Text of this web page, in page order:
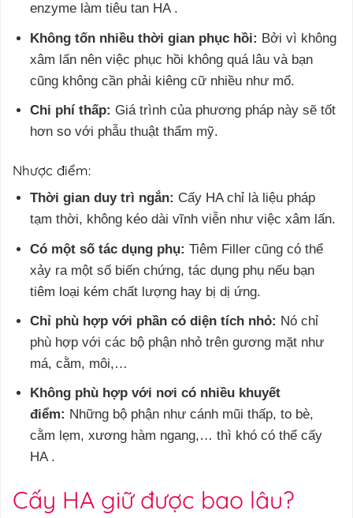
enzyme làm tiêu tan HA .
Không tốn nhiều thời gian phục hồi: Bởi vì không
xâm lấn nên việc phục hồi không quá lâu và bạn
cũng không cần phải kiêng cữ nhiều như mổ.
Chi phí thấp: Giá trình của phương pháp này sẽ tốt
hơn so với phẫu thuật thẩm mỹ.
Nhược điểm:
Thời gian duy trì ngắn: Cấy HA chỉ là liệu pháp
tạm thời, không kéo dài vĩnh viễn như việc xâm lấn.
Có một số tác dụng phụ: Tiêm Filler cũng có thể
xảy ra một số biến chứng, tác dụng phụ nếu bạn
tiêm loại kém chất lượng hay bịdị ứng.
Chỉ phù hợp với phần có diện tích nhỏ: Nó chỉ
phù hợp với các bộ phận nhỏ trên gương mặt như
má, cằm, môi,…
Không phù hợp với nơi có nhiều khuyết
điểm: Những bộ phận như cánh mũi thấp, to bè,
cằm lẹm, xương hàm ngang,… thì khó có thể cấy
HA .
Cấy HA giữ được bao lâu?